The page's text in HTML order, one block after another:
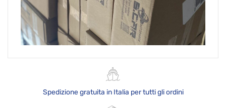
Spedizione gratuita in Italia per tutti gli ordini